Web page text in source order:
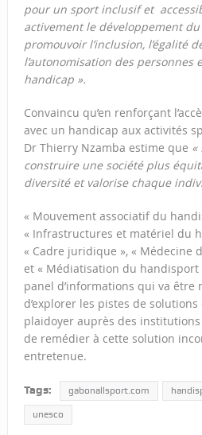
pour un sport inclusif et
activement le développement
promouvoir l’inclusion, l’égalité
l’autonomisation des personnes
handicap ».
Convaincu qu’en renforçant
avec un handicap aux activités
Dr Thierry Nzamba estime que «
construire une société plus
diversité et valorise chaque
« Mouvement associatif du
« Infrastructures et matériel du
« Cadre juridique », « Médecine
et « Médiatisation du handisport
panel d’informations qui va être
d’explorer les pistes de solutions
plaidoyer auprès des
de remédier à cette solution
entretenue.
Tags: gabonallsport.com
unesco